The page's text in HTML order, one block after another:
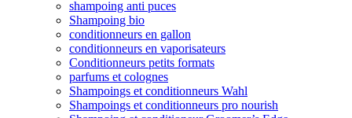
shampoing anti puces
Shampoing bio
conditionneurs en gallon
conditionneurs en vaporisateurs
Conditionneurs petits formats
parfums et colognes
Shampoings et conditionneurs Wahl
Shampoings et conditionneurs pro nourish